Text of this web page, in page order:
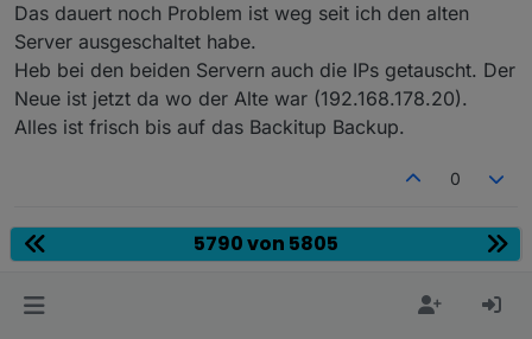
Das dauert noch Problem ist weg seit ich den alten
Server ausgeschaltet habe.
Heb bei den beiden Servern auch die IPs getauscht. Der
Neue ist jetzt da wo der Alte war (192.168.178.20).
Alles ist frisch bis auf das Backitup Backup.
0
Hey! Du scheinst an dieser Unterhaltung
5790 von 5805